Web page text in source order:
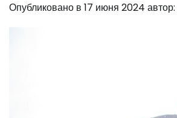
Опубликовано в 17 июня 2024 автор: